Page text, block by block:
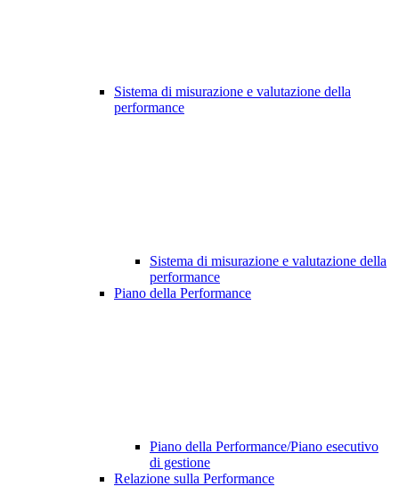
Sistema di misurazione e valutazione della
performance
Sistema di misurazione e valutazione della
performance
Piano della Performance
Piano della Performance/Piano esecutivo
di gestione
Relazione sulla Performance